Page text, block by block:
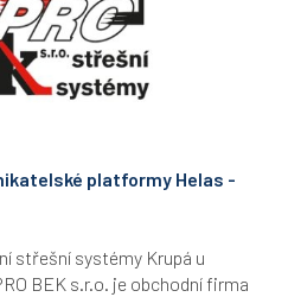
platformy Helas -
střešní systémy Krupá u
BEK s.r.o. je obchodní firma